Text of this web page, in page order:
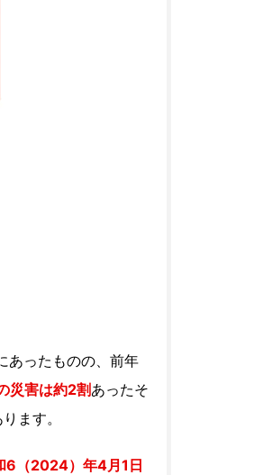
あったものの、前年
災害は約2割あったそ
ます。
6（2024）年4月1日